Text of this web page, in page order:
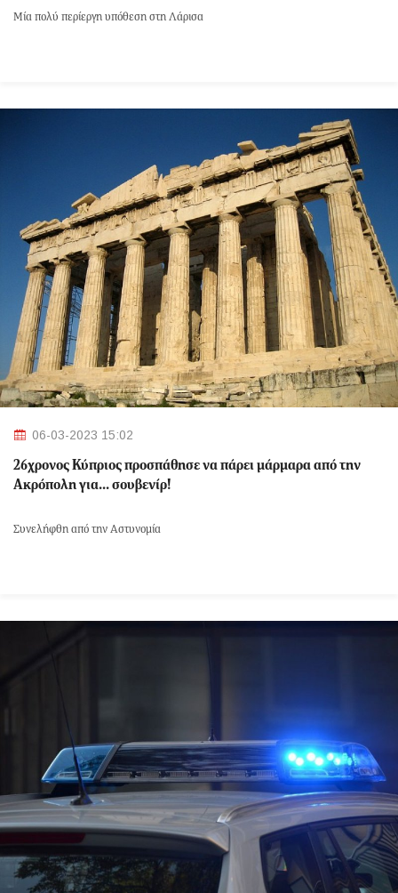
Μία πολύ περίεργη υπόθεση στη Λάρισα
06-03-2023 15:02
26χρονος Κύπριος προσπάθησε να πάρει μάρμαρα από την
Ακρόπολη για... σουβενίρ!
Συνελήφθη από την Αστυνομία